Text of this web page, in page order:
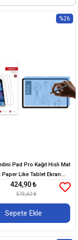
Pad Pro Kağıt Hisli Mat
Paper Like Tablet Ekran
Koruyucu
424,90 ₺
573,62 ₺
Sepete Ekle
%26